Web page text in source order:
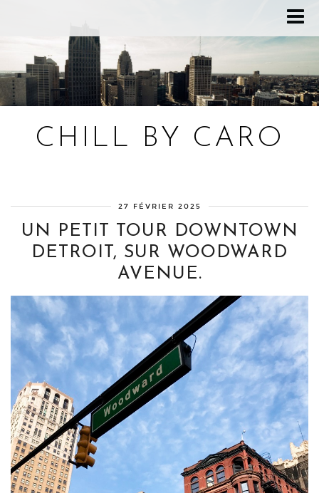
CHILL BY CARO
27 FÉVRIER 2025
UN PETIT TOUR DOWNTOWN
DETROIT, SUR WOODWARD
AVENUE.